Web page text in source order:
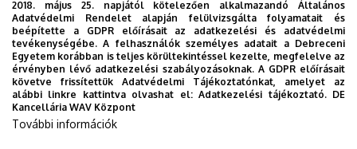
2026. augusztus 7.
Univerzum: A Debreceni Egyetem
titkos receptjei
KUTATÁS TUDOMÁNY
2018. május 25. napjától kötelezően alkalmazandó Általános
Adatvédelmi Rendelet alapján felülvizsgálta folyamatait és
beépítette a GDPR előírásait az adatkezelési és adatvédelmi
tevékenységébe. A felhasználók személyes adatait a Debreceni
Egyetem korábban is teljes körültekintéssel kezelte, megfelelve az
érvényben lévő adatkezelési szabályozásoknak. A GDPR előírásait
követve frissítettük Adatvédelmi Tájékoztatónkat, amelyet az
alábbi linkre kattintva olvashat el:Adatkezelési tájékoztató. DE
Kancellária WAV Központ
További információk